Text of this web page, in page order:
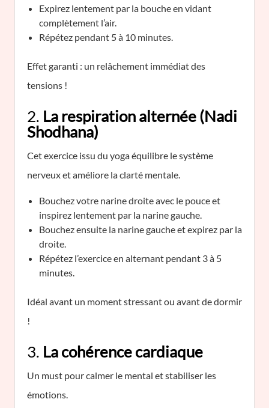
Expirez lentement par la bouche en vidant
complètement l’air.
Répétez pendant 5 à 10 minutes.
Effet garanti : un relâchement immédiat des
tensions !
2. La respiration alternée (Nadi
Shodhana)
Cet exercice issu du yoga équilibre le système
nerveux et améliore la clarté mentale.
Bouchez votre narine droite avec le pouce et
inspirez lentement par la narine gauche.
Bouchez ensuite la narine gauche et expirez par la
droite.
Répétez l’exercice en alternant pendant 3 à 5
minutes.
Idéal avant un moment stressant ou avant de dormir
!
3. La cohérence cardiaque
Un must pour calmer le mental et stabiliser les
émotions.